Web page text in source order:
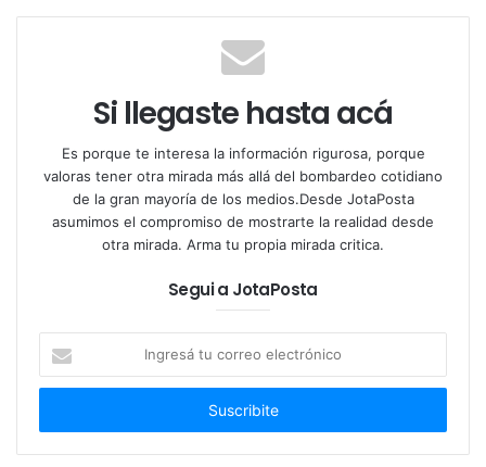
Dra. Virginia Busnelli
exceso de
peso, puede
disminuir su
rendimiento
escolar, puede
entorno”
agrega y se explaya“el exceso de peso genera un
montón de situaciones en los niños que disminuyen
su calidad de vida actual y futura. Un niño con
sobrepeso u obesidad tiene una esperanza de vida
Si llegaste hasta acá
Es porque te interesa la información rigurosa, porque
valoras tener otra mirada más allá del bombardeo cotidiano
de la gran mayoría de los medios.Desde JotaPosta
asumimos el compromiso de mostrarte la realidad desde
otra mirada. Arma tu propia mirada critica.
Segui a JotaPosta
correo